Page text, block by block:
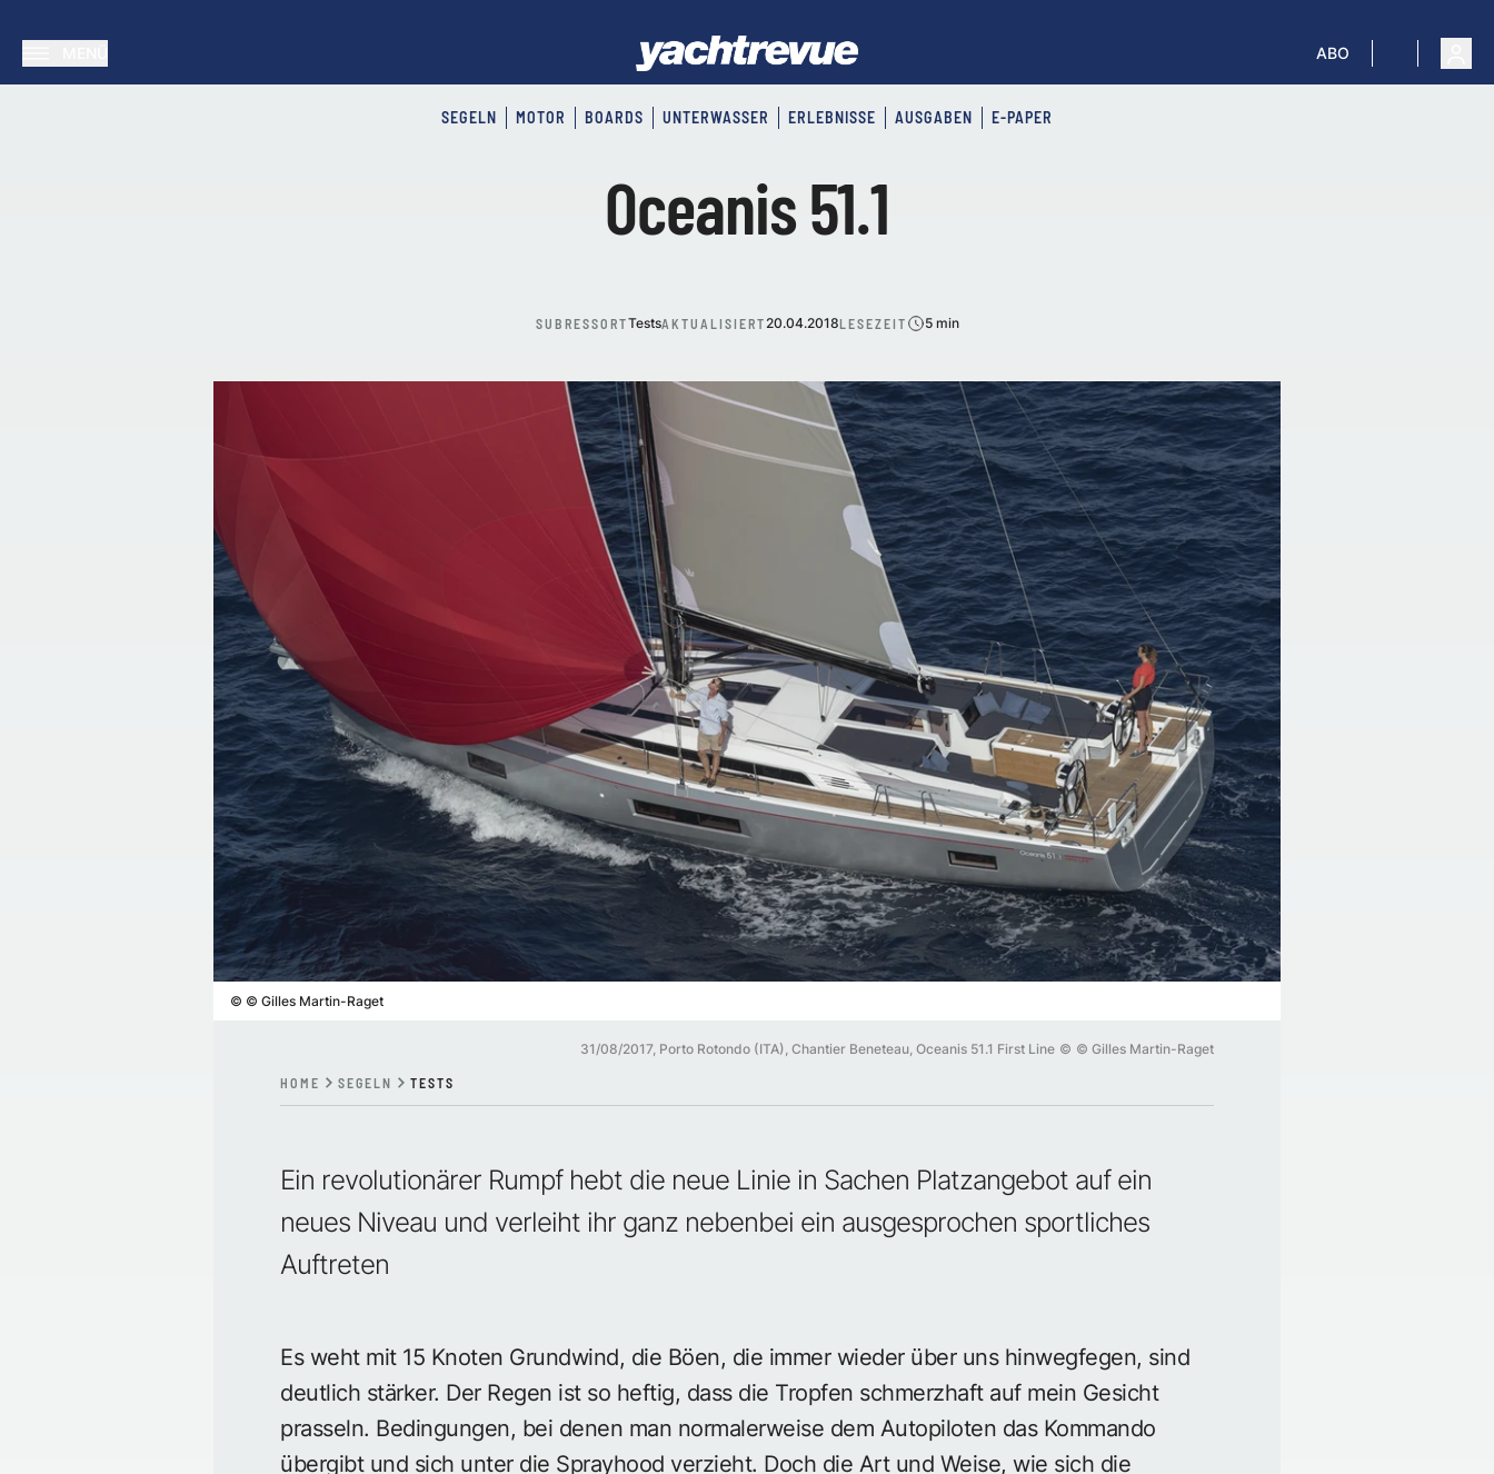
ABO
SEGELN MOTOR BOARDS UNTERWASSER ERLEBNISSE AUSGABEN E-PAPER
Oceanis 51.1
SUBRESSORTTestsAKTUALISIERT20.04.2018LESEZEIT 5 min
© © Gilles Martin-Raget
31/08/2017, Porto Rotondo (ITA), Chantier Beneteau, Oceanis 51.1 First Line © © Gilles Martin-Raget
HOME SEGELN TESTS
Ein revolutionärer Rumpf hebt die neue Linie in Sachen Platzangebot auf ein
neues Niveau und verleiht ihr ganz nebenbei ein ausgesprochen sportliches
Auftreten
Es weht mit 15 Knoten Grundwind, die Böen, die immer wieder über uns hinwegfegen, sind
deutlich stärker. Der Regen ist so heftig, dass die Tropfen schmerzhaft auf mein Gesicht
prasseln. Bedingungen, bei denen man normalerweise dem Autopiloten das Kommando
übergibt und sich unter die Sprayhood verzieht. Doch die Art und Weise, wie sich die